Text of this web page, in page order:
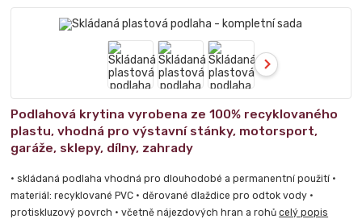
Podlahová krytina vyrobena ze 100% recyklovaného
plastu, vhodná pro výstavní stánky, motorsport,
garáže, sklepy, dílny, zahrady
• skládaná podlaha vhodná pro dlouhodobé a permanentní použití •
materiál: recyklované PVC • děrované dlaždice pro odtok vody •
protiskluzový povrch • včetně nájezdových hran a rohůcelý popis